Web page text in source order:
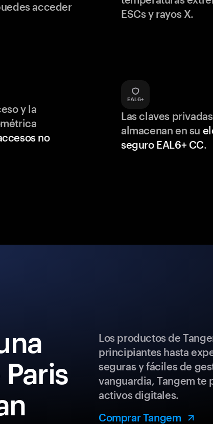
acceder
ESCs y rayos X.
y la
no
Las claves
almacenan en su
seguro EAL6+ CC.
Los productos de
principiantes hasta
seguras y fáciles de
vanguardia, Tangem
activos digitales.
Comprar Tangem